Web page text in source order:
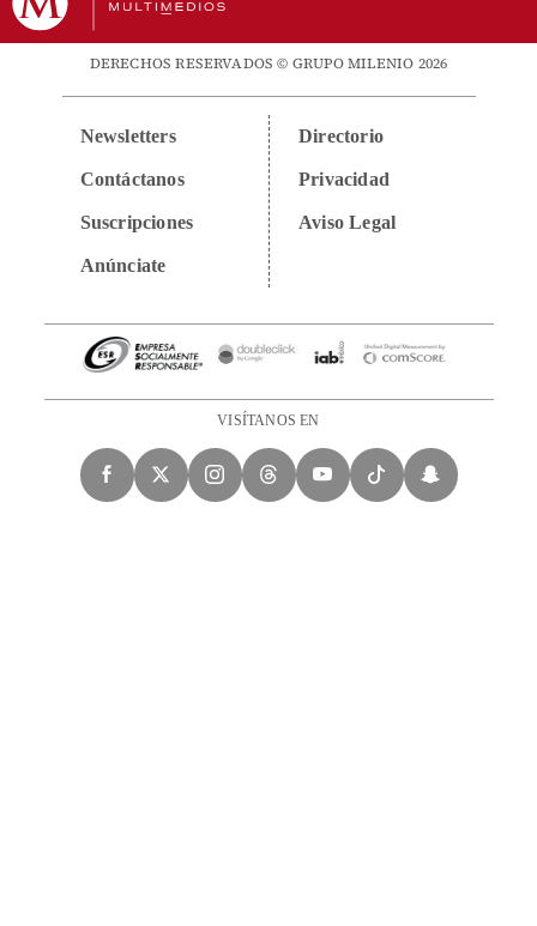
DERECHOS RESERVADOS © GRUPO MILENIO 2026
Newsletters
Contáctanos
Suscripciones
Anúnciate
Directorio
Privacidad
Aviso Legal
VISÍTANOS EN